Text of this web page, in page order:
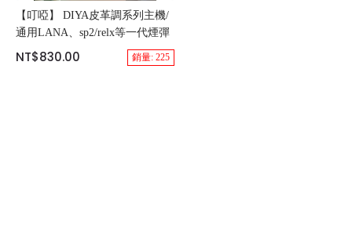
【叮啞】 DIYA皮革調系列主機/
通用LANA、sp2/relx等一代煙彈
NT$830.00 銷量: 225